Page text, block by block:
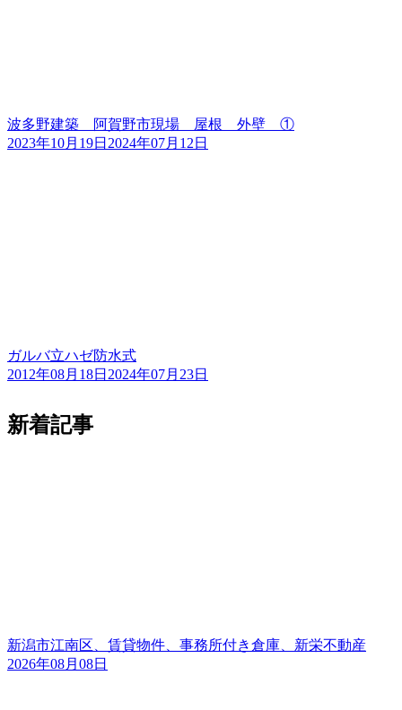
波多野建築 阿賀野市現場 屋根 外壁 ①
2023年10月19日 2024年07月12日
ガルバ立ハゼ防水式
2012年08月18日 2024年07月23日
新着記事
新潟市江南区、賃貸物件、事務所付き倉庫、新栄不動産
2026年08月08日